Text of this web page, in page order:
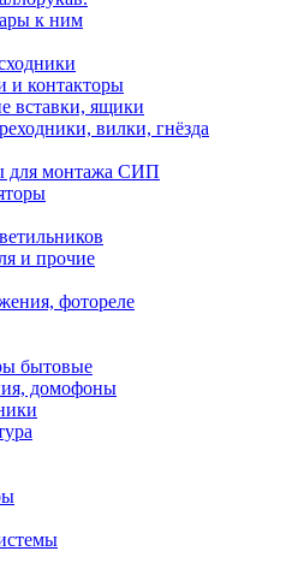
к ним
и контакторы
вставки, ящики
вилки, гнёзда
для монтажа СИП
и прочие
фотореле
бытовые
домофоны